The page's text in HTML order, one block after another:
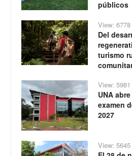
públicos
View: 6778
Del
turismo
View: 5981
UNA
examen
2027
View: 5645